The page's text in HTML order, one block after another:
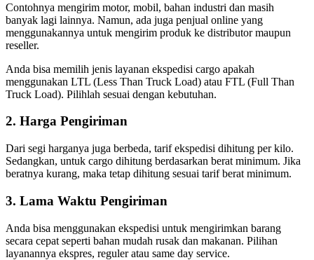
Contohnya mengirim motor, mobil, bahan industri dan masih
banyak lagi lainnya. Namun, ada juga penjual online yang
menggunakannya untuk mengirim produk ke distributor maupun
reseller.
Anda bisa memilih jenis layanan ekspedisi cargo apakah
menggunakan LTL (Less Than Truck Load) atau FTL (Full Than
Truck Load). Pilihlah sesuai dengan kebutuhan.
2. Harga Pengiriman
Dari segi harganya juga berbeda, tarif ekspedisi dihitung per kilo.
Sedangkan, untuk cargo dihitung berdasarkan berat minimum. Jika
beratnya kurang, maka tetap dihitung sesuai tarif berat minimum.
3. Lama Waktu Pengiriman
Anda bisa menggunakan ekspedisi untuk mengirimkan barang
secara cepat seperti bahan mudah rusak dan makanan. Pilihan
layanannya ekspres, reguler atau same day service.